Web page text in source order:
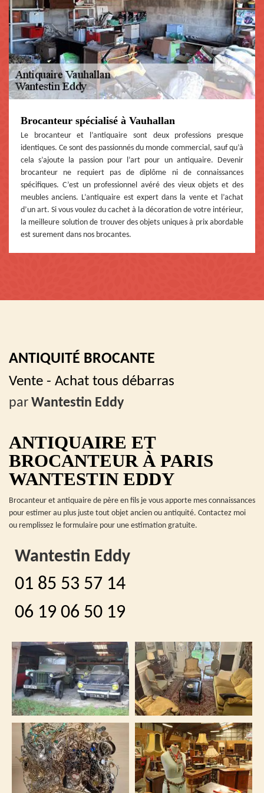
Brocanteur spécialisé à Vauhallan
Le brocanteur et l’antiquaire sont deux professions presque
identiques. Ce sont des passionnés du monde commercial, sauf qu’à
cela s’ajoute la passion pour l’art pour un antiquaire. Devenir
brocanteur ne requiert pas de diplôme ni de connaissances
spécifiques. C’est un professionnel avéré des vieux objets et des
meubles anciens. L’antiquaire est expert dans la vente et l’achat
d’un art. Si vous voulez du cachet à la décoration de votre intérieur,
la meilleure solution de trouver des objets uniques à prix abordable
est surement dans nos brocantes.
ANTIQUITÉ BROCANTE
Vente - Achat tous débarras
par Wantestin Eddy
ANTIQUAIRE ET
BROCANTEUR À PARIS
WANTESTIN EDDY
Brocanteur et antiquaire de père en fils je vous apporte mes connaissances
pour estimer au plus juste tout objet ancien ou antiquité. Contactez moi
ou remplissez le formulaire pour une estimation gratuite.
Wantestin Eddy
01 85 53 57 14
06 19 06 50 19